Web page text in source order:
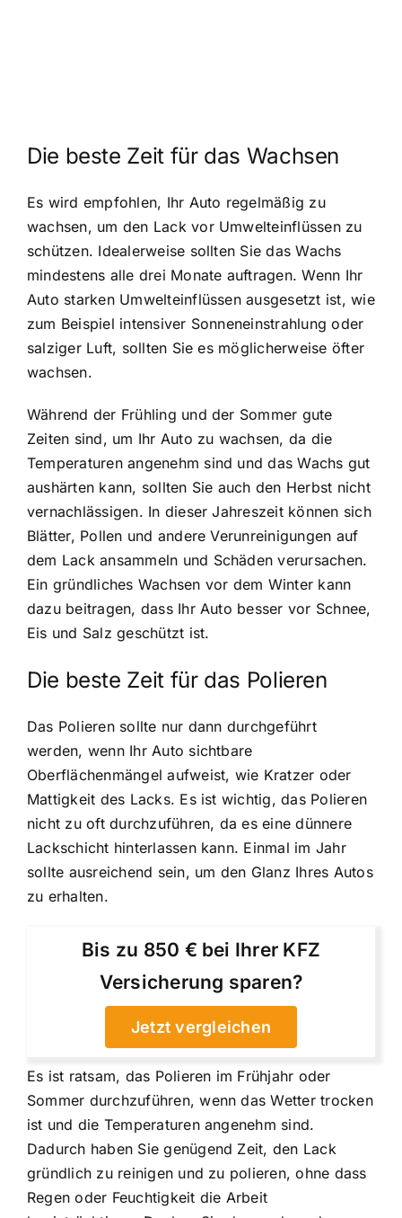
Die beste Zeit für das Wachsen
Es wird empfohlen, Ihr Auto regelmäßig zu
wachsen, um den Lack vor Umwelteinflüssen zu
schützen. Idealerweise sollten Sie das Wachs
mindestens alle drei Monate auftragen. Wenn Ihr
Auto starken Umwelteinflüssen ausgesetzt ist, wie
zum Beispiel intensiver Sonneneinstrahlung oder
salziger Luft, sollten Sie es möglicherweise öfter
wachsen.
Während der Frühling und der Sommer gute
Zeiten sind, um Ihr Auto zu wachsen, da die
Temperaturen angenehm sind und das Wachs gut
aushärten kann, sollten Sie auch den Herbst nicht
vernachlässigen. In dieser Jahreszeit können sich
Blätter, Pollen und andere Verunreinigungen auf
dem Lack ansammeln und Schäden verursachen.
Ein gründliches Wachsen vor dem Winter kann
dazu beitragen, dass Ihr Auto besser vor Schnee,
Eis und Salz geschützt ist.
Die beste Zeit für das Polieren
Das Polieren sollte nur dann durchgeführt
werden, wenn Ihr Auto sichtbare
Oberflächenmängel aufweist, wie Kratzer oder
Mattigkeit des Lacks. Es ist wichtig, das Polieren
nicht zu oft durchzuführen, da es eine dünnere
Lackschicht hinterlassen kann. Einmal im Jahr
sollte ausreichend sein, um den Glanz Ihres Autos
zu erhalten.
Bis zu 850 € bei Ihrer KFZ
Versicherung sparen?
Jetzt vergleichen
Es ist ratsam, das Polieren im Frühjahr oder
Sommer durchzuführen, wenn das Wetter trocken
ist und die Temperaturen angenehm sind.
Dadurch haben Sie genügend Zeit, den Lack
gründlich zu reinigen und zu polieren, ohne dass
Regen oder Feuchtigkeit die Arbeit